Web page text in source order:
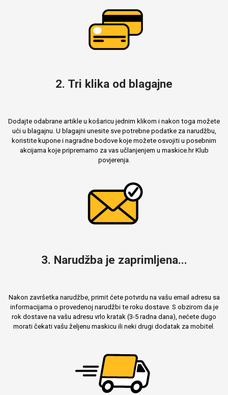
2. Tri klika od blagajne
Dodajte odabrane artikle u košaricu jednim klikom i nakon toga možete
ući u blagajnu. U blagajni unesite sve potrebne podatke za narudžbu,
koristite kupone i nagradne bodove koje možete osvojiti u posebnim
akcijama koje pripremamo za vas učlanjenjem u maskice.hr Klub
povjerenja.
3. Narudžba je zaprimljena...
Nakon završetka narudžbe, primit ćete potvrdu na vašu email adresu sa
informacijama o provedenoj narudžbi te roku dostave. S obzirom da je
rok dostave na vašu adresu vrlo kratak (3-5 radna dana), nećete dugo
morati čekati vašu željenu maskicu ili neki drugi dodatak za mobitel.